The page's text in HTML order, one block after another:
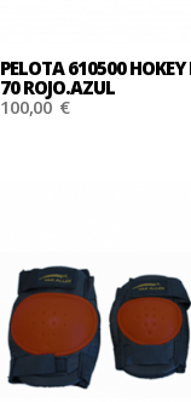
PELOTA 610500
70 ROJO.AZUL
100,00 €